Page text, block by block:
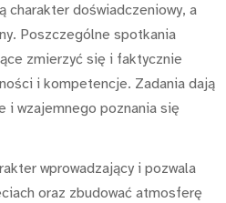
charakter doświadczeniowy, a
Poszczególne spotkania
zmierzyć się i faktycznie
i kompetencje. Zadania dają
i wzajemnego poznania się
wprowadzający i pozwala
oraz zbudować atmosferę